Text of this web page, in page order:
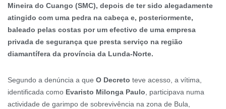
Mineira do Cuango (SMC), depois de ter sido alegadamente
atingido com uma pedra na cabeça e, posteriormente,
baleado pelas costas por um efectivo de uma empresa
privada de segurança que presta serviço na região
diamantífera da província da Lunda-Norte.
Segundo a denúncia a que O Decreto teve acesso, a vítima,
identificada como Evaristo Milonga Paulo, participava numa
actividade de garimpo de sobrevivência na zona de Bula,